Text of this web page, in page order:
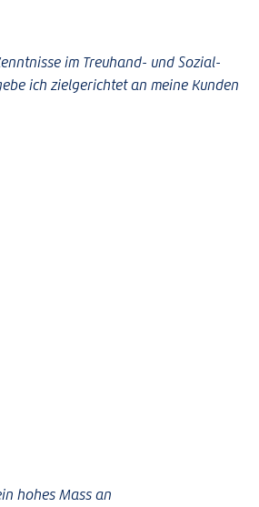
im Treuhand- und Sozial­
ich zielgerichtet an meine Kunden
hohes Mass an